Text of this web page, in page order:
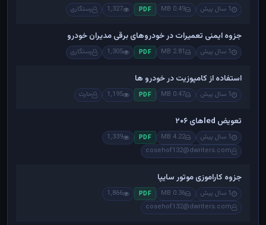
1 سال پیش 0.49 MB
PDF
1,327 رستگاری
جزوه ایمنی تعمیرات در خودروهای برقی مدیران خودرو
1 سال پیش 2.81 MB
PDF
1,305 رستگاری
استفاده از کامپوزیت در خودرو ها
1 سال پیش 0.47 MB
PDF
1,195 حارث
تعویض ledهای ۲۰۶
1 سال پیش 4.22 MB
PDF
1,339
cosehof132@dwriters.com
جزوه کاراموزی موتور سایپا
1 سال پیش 0.36 MB
PDF
1,866
cosehof132@dwriters.com